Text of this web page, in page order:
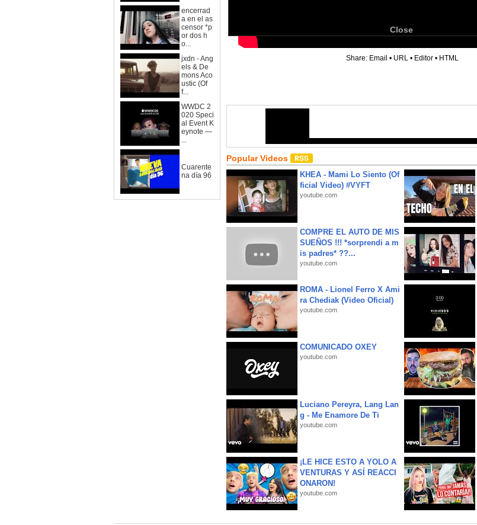
encerrad
a en el as
censor *p
or dos h
o...
jxdn - Ang
els & De
mons Aco
ustic (Of
f...
WWDC 2
020 Speci
al Event K
eynote —
...
Cuarente
na día 96
Close
Share: Email • URL • Editor • HTML
Popular Videos
KHEA - Mami Lo Siento (Of
ficial Video) #VYFT
youtube.com
COMPRE EL AUTO DE MIS
SUEÑOS !!! *sorprendi a m
is padres* ??...
youtube.com
ROMA - Lionel Ferro X Ami
ra Chediak (Video Oficial)
youtube.com
COMUNICADO OXEY
youtube.com
Luciano Pereyra, Lang Lan
g - Me Enamore De Ti
youtube.com
¡LE HICE ESTO A YOLO A
VENTURAS Y ASÍ REACCI
ONARON!
youtube.com